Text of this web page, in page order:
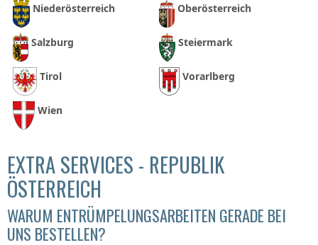
Niederösterreich Oberösterreich
Salzburg Steiermark
Tirol Vorarlberg
Wien
EXTRA SERVICES - REPUBLIK
ÖSTERREICH
WARUM ENTRÜMPELUNGSARBEITEN GERADE BEI
UNS BESTELLEN?